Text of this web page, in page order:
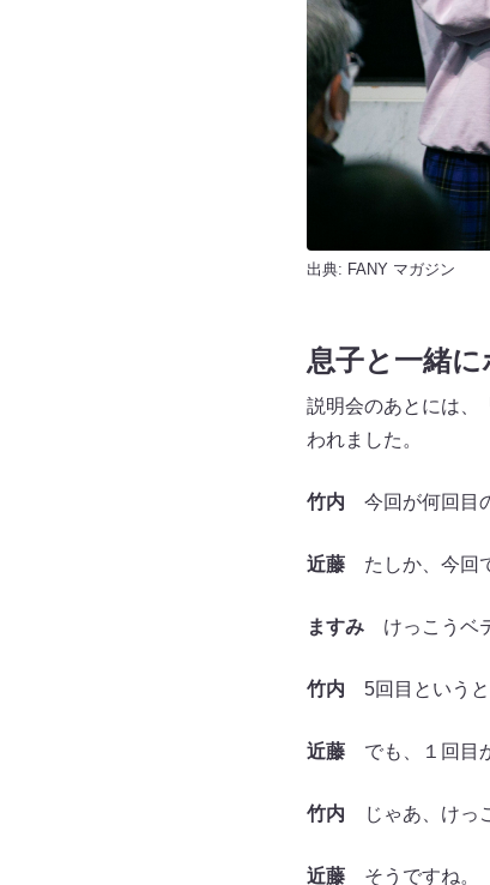
出典: FANY マガジン
息子と一緒
説明会のあとには、
われました。
竹内 今回が何回目
近藤たしか、今回で
ますみけっこうベテ
竹内 5回目というと
近藤でも、１回目か
竹内 じゃあ、けっ
近藤そうですね。